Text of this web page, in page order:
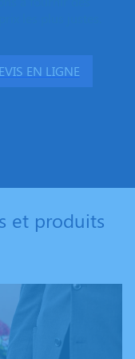
EN LIGNE
et produits